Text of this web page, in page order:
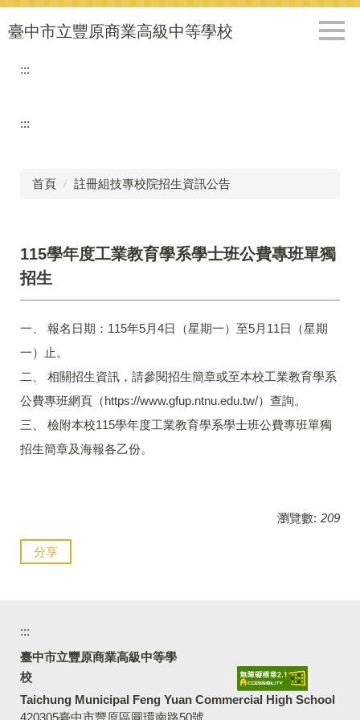
跳
到
臺中市立豐原商業高級中等學校
:::
:::
首頁 註冊組技專校院招生資訊公告
115學年度工業教育學系學士班公費專班單獨
招生
一、 報名日期：115年5月4日（星期一）至5月11日（星期
一）止。
二、 相關招生資訊，請參閱招生簡章或至本校工業教育學系
公費專班網頁（https://www.gfup.ntnu.edu.tw/）查詢。
三、 檢附本校115學年度工業教育學系學士班公費專班單獨
招生簡章及海報各乙份。
瀏覽數: 209
分享
:::
臺中市立豐原商業高級中等學
校
Taichung Municipal Feng Yuan Commercial High School
420305臺中市豐原區圓環南路50號